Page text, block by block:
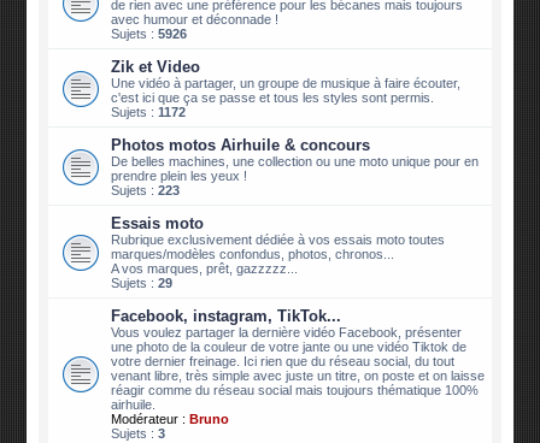
de rien avec une préférence pour les bécanes mais toujours
avec humour et déconnade !
Sujets :5926
Zik et Video
Une vidéo à partager, un groupe de musique à faire écouter,
c'est ici que ça se passe et tous les styles sont permis.
Sujets :1172
Photos motos Airhuile & concours
De belles machines, une collection ou une moto unique pour en
prendre plein les yeux !
Sujets :223
Essais moto
Rubrique exclusivement dédiée à vos essais moto toutes
marques/modèles confondus, photos, chronos...
A vos marques, prêt, gazzzzz...
Sujets :29
Facebook, instagram, TikTok...
Vous voulez partager la dernière vidéo Facebook, présenter
une photo de la couleur de votre jante ou une vidéo Tiktok de
votre dernier freinage. Ici rien que du réseau social, du tout
venant libre, très simple avec juste un titre, on poste et on laisse
réagir comme du réseau social mais toujours thématique 100%
airhuile.
Modérateur : Bruno
Sujets :3